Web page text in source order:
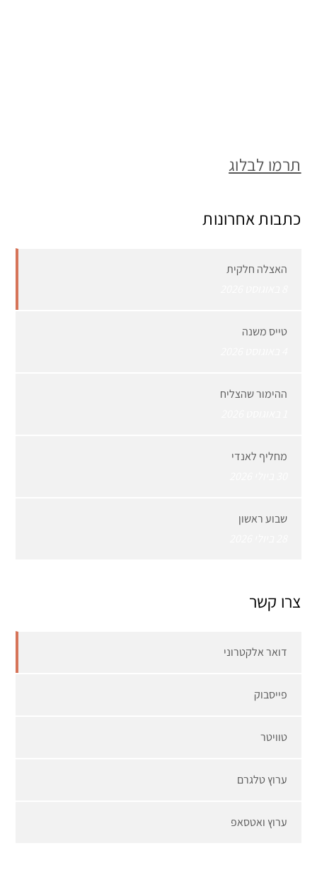
תרמו לבלוג
כתבות אחרונות
האצלה חלקית
טייס משנה
ההימור שהצליח
מחליף לאנדי
שבוע ראשון
צרו קשר
דואר אלקטרוני
פייסבוק
טוויטר
ערוץ טלגרם
ערוץ ואטסאפ